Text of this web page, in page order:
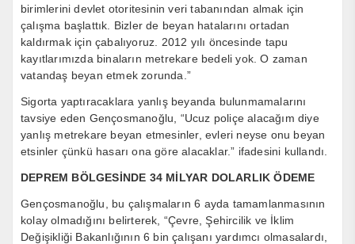
birimlerini devlet otoritesinin veri tabanından almak için
çalışma başlattık. Bizler de beyan hatalarını ortadan
kaldırmak için çabalıyoruz. 2012 yılı öncesinde tapu
kayıtlarımızda binaların metrekare bedeli yok. O zaman
vatandaş beyan etmek zorunda.”
Sigorta yaptıracaklara yanlış beyanda bulunmamalarını
tavsiye eden Gençosmanoğlu, “Ucuz poliçe alacağım diye
yanlış metrekare beyan etmesinler, evleri neyse onu beyan
etsinler çünkü hasarı ona göre alacaklar.” ifadesini kullandı.
DEPREM BÖLGESİNDE 34 MİLYAR DOLARLIK ÖDEME
Gençosmanoğlu, bu çalışmaların 6 ayda tamamlanmasının
kolay olmadığını belirterek, “Çevre, Şehircilik ve İklim
Değişikliği Bakanlığının 6 bin çalışanı yardımcı olmasalardı,